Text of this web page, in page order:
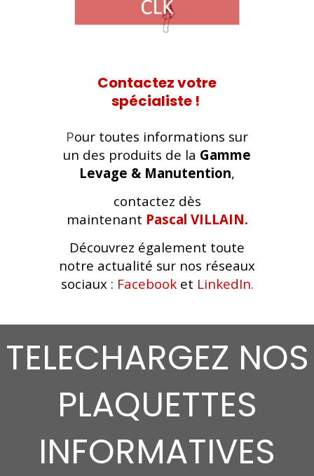
Contactez votre
spécialiste !
Pour toutes informations sur
un des produits de la Gamme
Levage & Manutention,
contactez dès
maintenant Pascal VILLAIN.
Découvrez également toute
notre actualité sur nos réseaux
sociaux : Facebook et LinkedIn.
TELECHARGEZ NOS
PLAQUETTES
INFORMATIVES